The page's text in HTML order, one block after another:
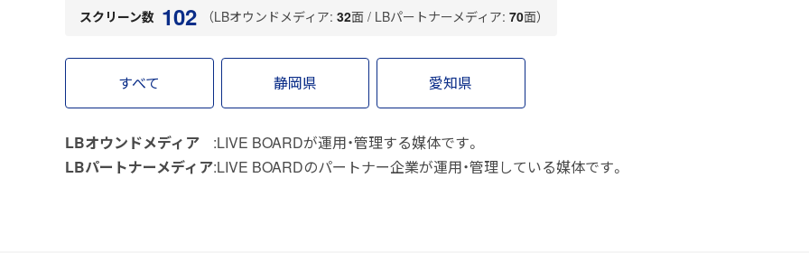
スクリーン数 102 （LBオウンドメディア: 32面 / LBパートナーメディア: 70面）
すべて 静岡県 愛知県
LBオウンドメディア
LIVE BOARDが運用・管理する媒体です。
LBパートナーメディア LIVE BOARDのパートナー企業が運用・管理している媒体です。